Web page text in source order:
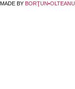
MADE BY BORŢUN•OLTEANU